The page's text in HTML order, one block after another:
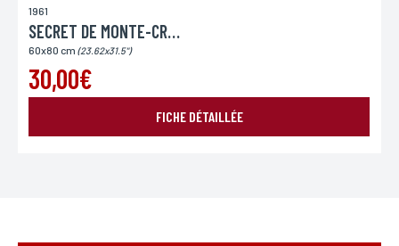
1961
SECRET DE MONTE-CRISTO
60x80 cm (23.62x31.5")
30,00€
FICHE DÉTAILLÉE